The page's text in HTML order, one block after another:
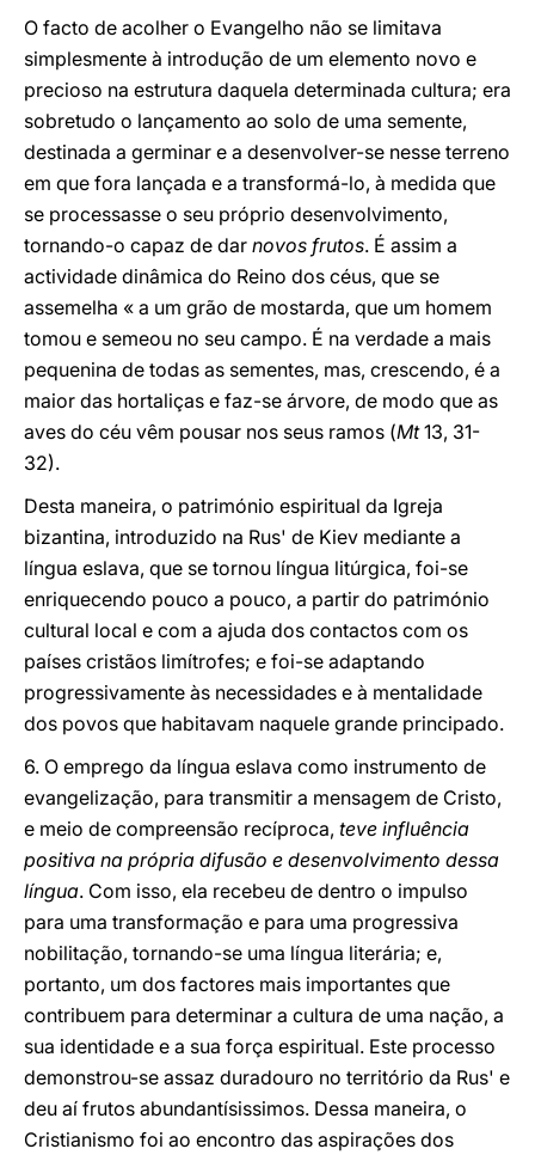
O facto de acolher o Evangelho não se limitava
simplesmente à introdução de um elemento novo e
precioso na estrutura daquela determinada cultura; era
sobretudo o lançamento ao solo de uma semente,
destinada a germinar e a desenvolver-se nesse terreno
em que fora lançada e a transformá-lo, à medida que
se processasse o seu próprio desenvolvimento,
tornando-o capaz de dar novos frutos. É assim a
actividade dinâmica do Reino dos céus, que se
assemelha « a um grão de mostarda, que um homem
tomou e semeou no seu campo. É na verdade a mais
pequenina de todas as sementes, mas, crescendo, é a
maior das hortaliças e faz-se árvore, de modo que as
aves do céu vêm pousar nos seus ramos (Mt13, 31-
32).
Desta maneira, o património espiritual da Igreja
bizantina, introduzido na Rus' de Kiev mediante a
língua eslava, que se tornou língua litúrgica, foi-se
enriquecendo pouco a pouco, a partir do património
cultural local e com a ajuda dos contactos com os
países cristãos limítrofes; e foi-se adaptando
progressivamente às necessidades e à mentalidade
dos povos que habitavam naquele grande principado.
6. O emprego da língua eslava como instrumento de
evangelização, para transmitir a mensagem de Cristo,
e meio de compreensão recíproca, teve influência
positiva na própria difusão e desenvolvimento dessa
língua. Com isso, ela recebeu de dentro o impulso
para uma transformação e para uma progressiva
nobilitação, tornando-se uma língua literária; e,
portanto, um dos factores mais importantes que
contribuem para determinar a cultura de uma nação, a
sua identidade e a sua força espiritual. Este processo
demonstrou-se assaz duradouro no território da Rus' e
deu aí frutos abundantísissimos. Dessa maneira, o
Cristianismo foi ao encontro das aspirações dos